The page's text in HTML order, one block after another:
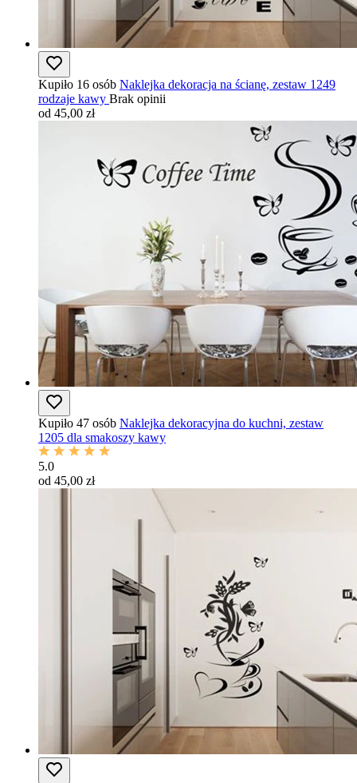
Kupiło 16 osób Naklejka dekoracja na ścianę, zestaw 1249
rodzaje kawy Brak opinii
od 45,00 zł
Kupiło 47 osób Naklejka dekoracyjna do kuchni, zestaw
1205 dla smakoszy kawy
5.0
od 45,00 zł